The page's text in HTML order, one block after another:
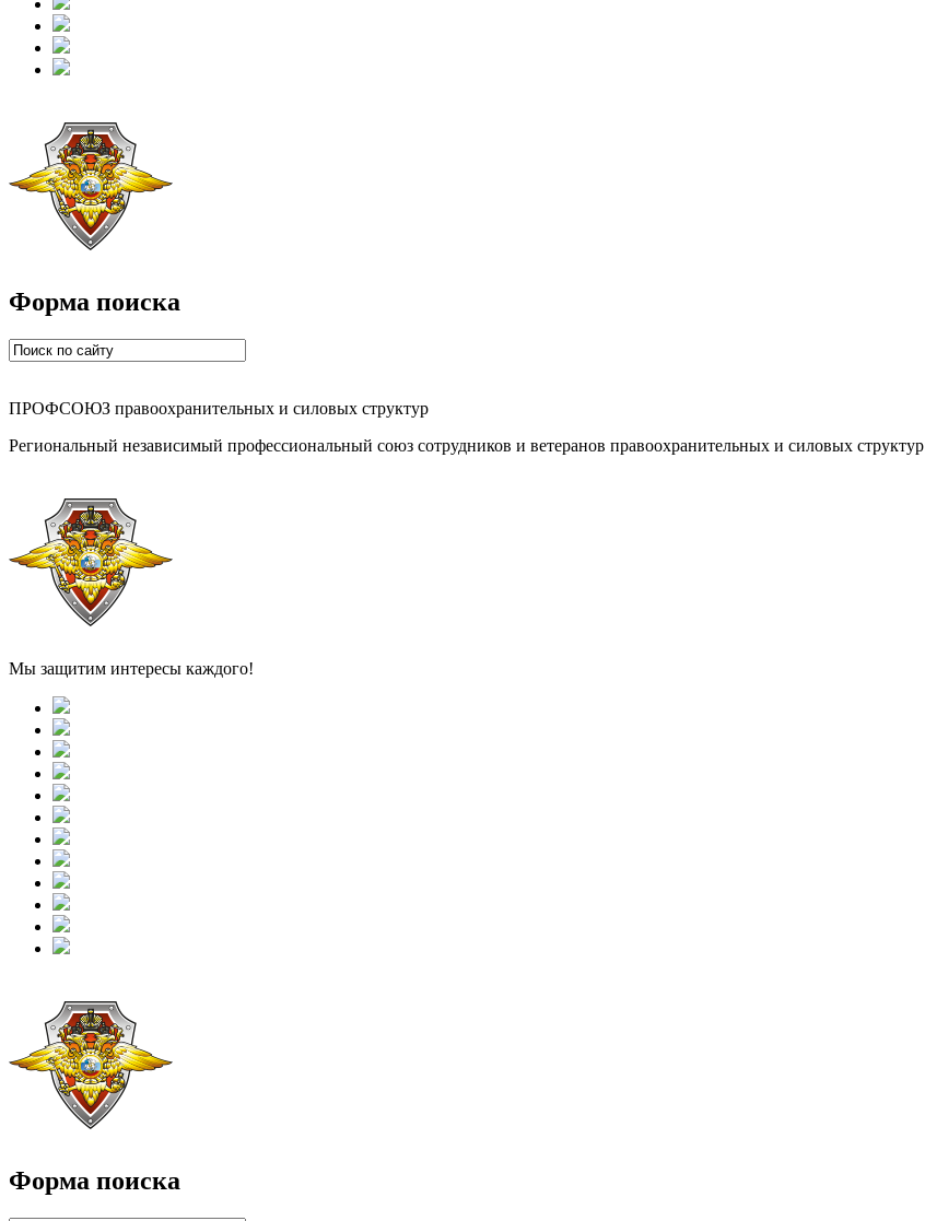
Форма поиска
ПРОФСОЮЗ правоохранительных и силовых структур
Региональный независимый профессиональный союз сотрудников и ветеранов правоохранительных и силовых структур
Мы защитим интересы каждого!
Форма поиска